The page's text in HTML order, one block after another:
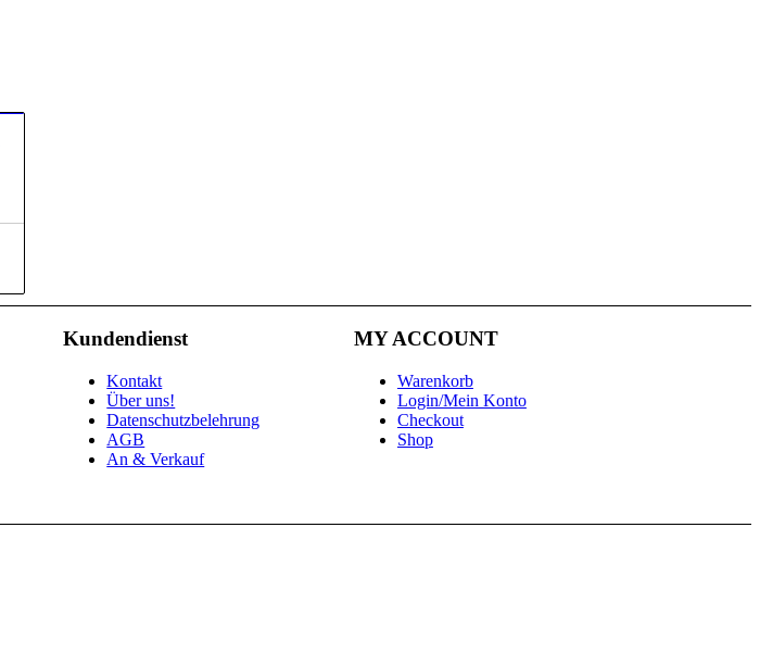
Kundendienst
Kontakt
Über uns!
Datenschutzbelehrung
AGB
An & Verkauf
MY ACCOUNT
Warenkorb
Login/Mein Konto
Checkout
Shop